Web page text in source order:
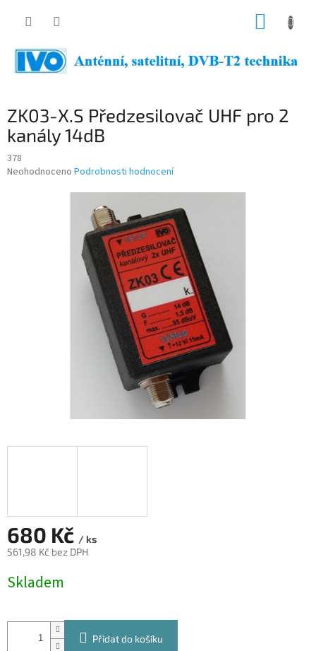
ZK03-X.S Předzesilovač UHF pro 2
kanály 14dB
378
Průměrné
Neohodnoceno Podrobnosti hodnocení
680 Kč / ks
561,98 Kč bez DPH
cena:
Skladem
Přidat do košíku